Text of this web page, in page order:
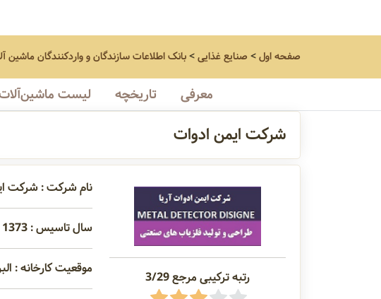
صفحه اول> صنایع غذایی>بانک اطلاعات سازندگان و واردکنندگان ماشین
معرفی تاریخچه لیست
شرکت ایمن ادوات
رتبه ترکیبی مرجع 3/29
نام شرکت : شرکت
سال تاسیس : 1373
موقعیت کارخانه :